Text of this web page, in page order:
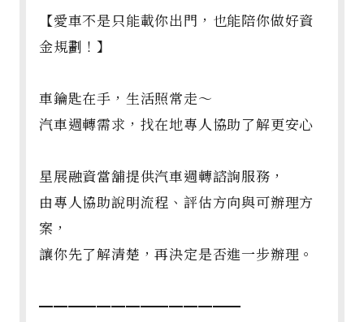
【愛車不是只能載你出門，也能陪你做好資
金規劃！】
車鑰匙在手，生活照常走～
汽車週轉需求，找在地專人協助了解更安心
星展融資當舖提供汽車週轉諮詢服務，
由專人協助說明流程、評估方向與可辦理方
案，
讓你先了解清楚，再決定是否進一步辦理。
━━━━━━━━━━━━━━